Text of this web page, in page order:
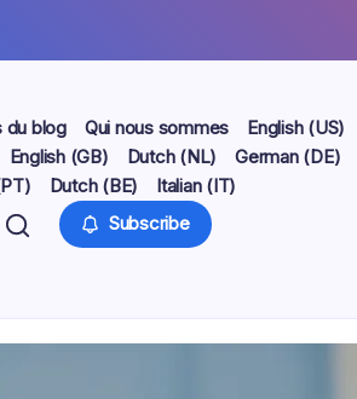
du blog Qui nous sommes English (US)
English (GB) Dutch (NL) German (DE)
Dutch (BE)
Italian (IT)
Subscribe